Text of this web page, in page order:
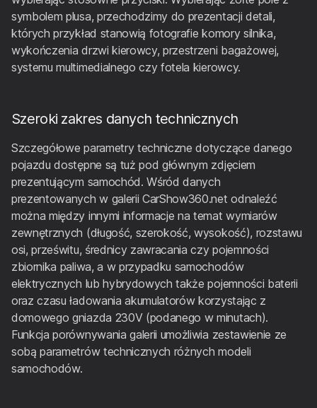
symbolem plusa, przechodzimy do prezentacji detali,
których przykład stanowią fotografie komory silnika,
wykończenia drzwi kierowcy, przestrzeni bagażowej,
systemu multimedialnego czy fotela kierowcy.
Szeroki zakres danych technicznych
Szczegółowe parametry techniczne dotyczące danego
pojazdu dostępne są tuż pod głównym zdjęciem
prezentującym samochód. Wśród danych
prezentowanych w galerii CarShow360.net odnaleźć
można między innymi informacje na temat wymiarów
zewnętrznych (długość, szerokość, wysokość), rozstawu
osi, prześwitu, średnicy zawracania czy pojemności
zbiornika paliwa, a w przypadku samochodów
elektrycznych lub hybrydowych także pojemności baterii
oraz czasu ładowania akumulatorów korzystając z
domowego gniazda 230V (podanego w minutach).
Funkcja porównywania galerii umożliwia zestawienie ze
sobą parametrów technicznych różnych modeli
samochodów.